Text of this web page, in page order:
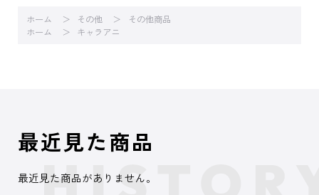
ホーム その他
その他商品
ホーム
キャラアニ
最近見た商品
最近見た商品がありません。